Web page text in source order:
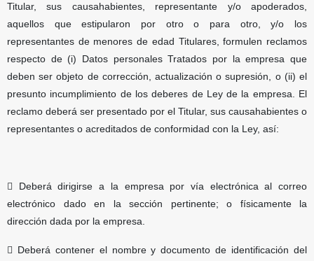
Titular, sus causahabientes, representante y/o apoderados,
aquellos que estipularon por otro o para otro, y/o los
representantes de menores de edad Titulares, formulen reclamos
respecto de (i) Datos personales Tratados por la empresa que
deben ser objeto de corrección, actualización o supresión, o (ii) el
presunto incumplimiento de los deberes de Ley de la empresa. El
reclamo deberá ser presentado por el Titular, sus causahabientes o
representantes o acreditados de conformidad con la Ley, así:
 Deberá dirigirse a la empresa por vía electrónica al correo
electrónico dado en la sección pertinente; o físicamente la
dirección dada por la empresa.
 Deberá contener el nombre y documento de identificación del